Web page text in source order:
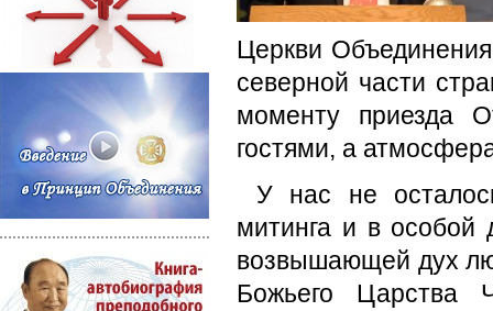
Церкви
северной части
моменту приезда
гостями, а
У нас не
митинга и в
возвышающей дух
Божьего Царства